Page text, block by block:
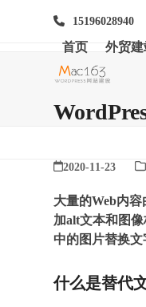
15196028940
首页 外贸
2020-11-23
大量的Web内
加alt文本和图
中的图片替换文
什么是替代